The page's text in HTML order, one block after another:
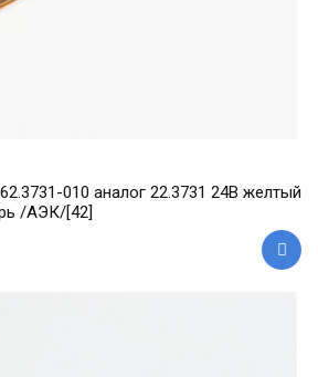
010 аналог 22.3731 24В желтый
/АЭК/[42]